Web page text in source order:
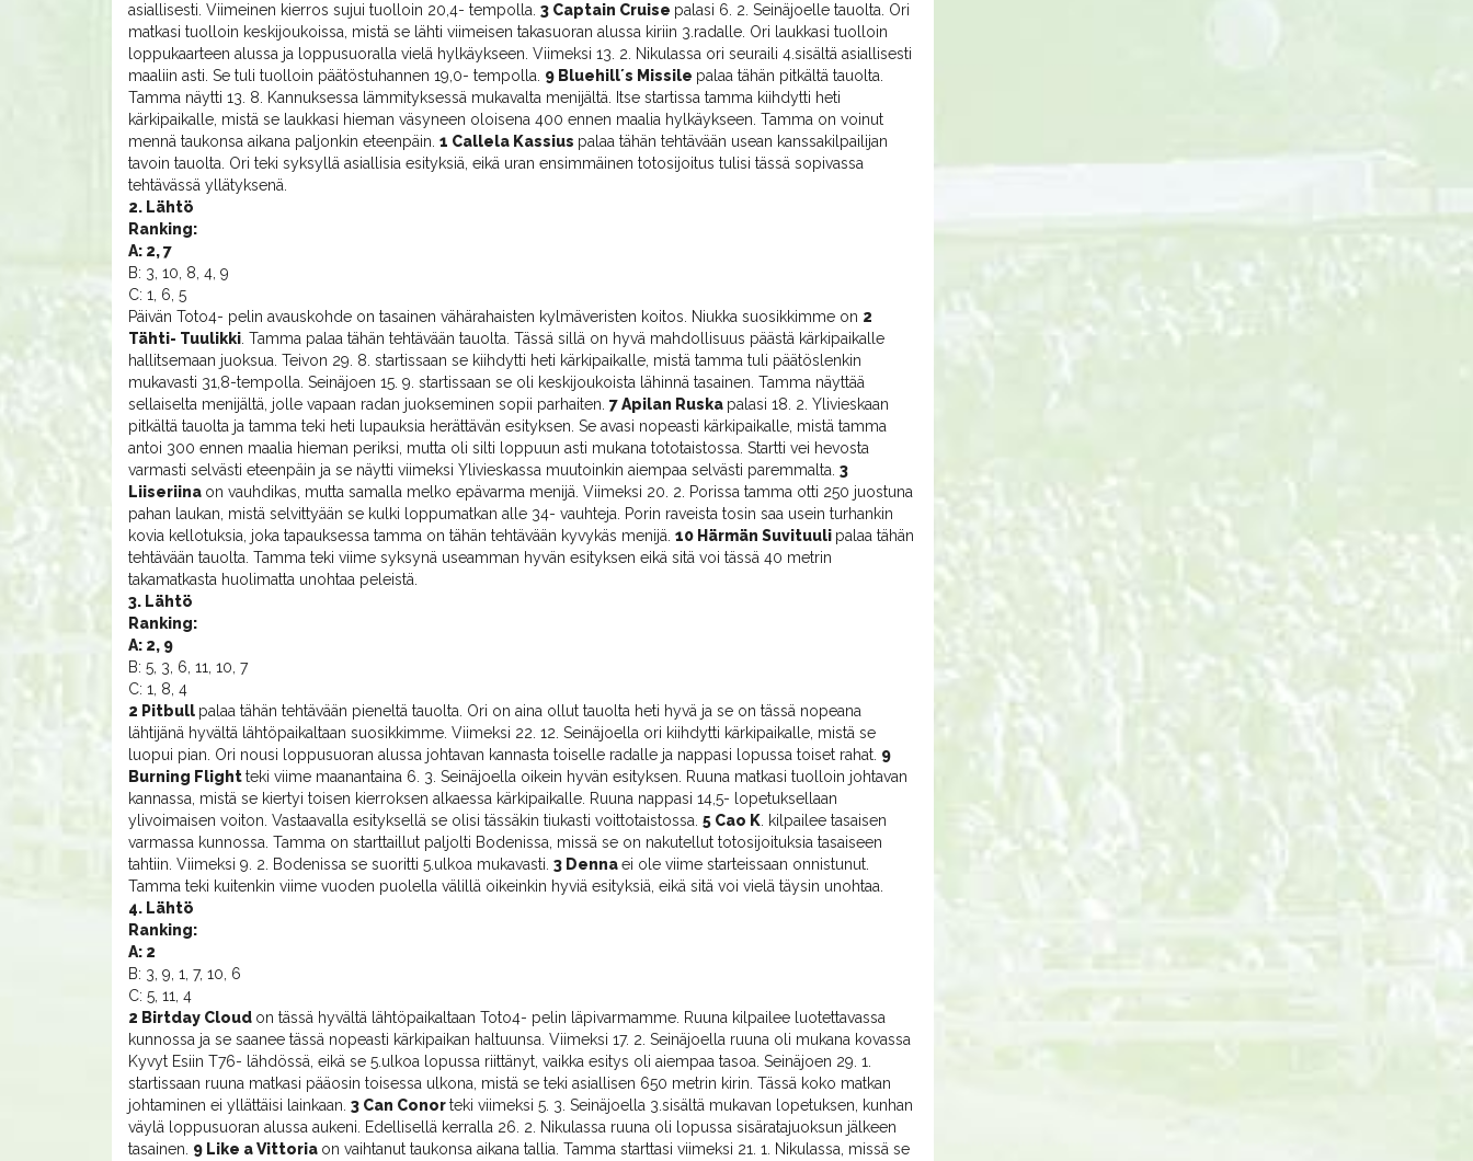
asiallisesti. Viimeinen kierros sujui tuolloin 20,4- tempolla. 3 Captain Cruise palasi 6. 2. Seinäjoelle tauolta. Ori
matkasi tuolloin keskijoukoissa, mistä se lähti viimeisen takasuoran alussa kiriin 3.radalle. Ori laukkasi tuolloin
loppukaarteen alussa ja loppusuoralla vielä hylkäykseen. Viimeksi 13. 2. Nikulassa ori seuraili 4.sisältä asiallisesti
maaliin asti. Se tuli tuolloin päätöstuhannen 19,0- tempolla. 9 Bluehill´s Missile palaa tähän pitkältä tauolta.
Tamma näytti 13. 8. Kannuksessa lämmityksessä mukavalta menijältä. Itse startissa tamma kiihdytti heti
kärkipaikalle, mistä se laukkasi hieman väsyneen oloisena 400 ennen maalia hylkäykseen. Tamma on voinut
mennä taukonsa aikana paljonkin eteenpäin. 1 Callela Kassius palaa tähän tehtävään usean kanssakilpailijan
tavoin tauolta. Ori teki syksyllä asiallisia esityksiä, eikä uran ensimmäinen totosijoitus tulisi tässä sopivassa
tehtävässä yllätyksenä.
2. Lähtö
Ranking:
A: 2, 7
B: 3, 10, 8, 4, 9
C: 1, 6, 5
Päivän Toto4- pelin avauskohde on tasainen vähärahaisten kylmäveristen koitos. Niukka suosikkimme on 2
Tähti- Tuulikki . Tamma palaa tähän tehtävään tauolta. Tässä sillä on hyvä mahdollisuus päästä kärkipaikalle
hallitsemaan juoksua. Teivon 29. 8. startissaan se kiihdytti heti kärkipaikalle, mistä tamma tuli päätöslenkin
mukavasti 31,8-tempolla. Seinäjoen 15. 9. startissaan se oli keskijoukoista lähinnä tasainen. Tamma näyttää
sellaiselta menijältä, jolle vapaan radan juokseminen sopii parhaiten. 7 Apilan Ruska palasi 18. 2. Ylivieskaan
pitkältä tauolta ja tamma teki heti lupauksia herättävän esityksen. Se avasi nopeasti kärkipaikalle, mistä tamma
antoi 300 ennen maalia hieman periksi, mutta oli silti loppuun asti mukana tototaistossa. Startti vei hevosta
varmasti selvästi eteenpäin ja se näytti viimeksi Ylivieskassa muutoinkin aiempaa selvästi paremmalta. 3
Liiseriina on vauhdikas, mutta samalla melko epävarma menijä. Viimeksi 20. 2. Porissa tamma otti 250 juostuna
pahan laukan, mistä selvittyään se kulki loppumatkan alle 34- vauhteja. Porin raveista tosin saa usein turhankin
kovia kellotuksia, joka tapauksessa tamma on tähän tehtävään kyvykäs menijä. 10 Härmän Suvituuli palaa tähän
tehtävään tauolta. Tamma teki viime syksynä useamman hyvän esityksen eikä sitä voi tässä 40 metrin
takamatkasta huolimatta unohtaa peleistä.
3. Lähtö
Ranking:
A: 2, 9
B: 5, 3, 6, 11, 10, 7
C: 1, 8, 4
2 Pitbull palaa tähän tehtävään pieneltä tauolta. Ori on aina ollut tauolta heti hyvä ja se on tässä nopeana
lähtijänä hyvältä lähtöpaikaltaan suosikkimme. Viimeksi 22. 12. Seinäjoella ori kiihdytti kärkipaikalle, mistä se
luopui pian. Ori nousi loppusuoran alussa johtavan kannasta toiselle radalle ja nappasi lopussa toiset rahat. 9
Burning Flightteki viime maanantaina 6. 3. Seinäjoella oikein hyvän esityksen. Ruuna matkasi tuolloin johtavan
kannassa, mistä se kiertyi toisen kierroksen alkaessa kärkipaikalle. Ruuna nappasi 14,5- lopetuksellaan
ylivoimaisen voiton. Vastaavalla esityksellä se olisi tässäkin tiukasti voittotaistossa. 5 Cao K . kilpailee tasaisen
varmassa kunnossa. Tamma on starttaillut paljolti Bodenissa, missä se on nakutellut totosijoituksia tasaiseen
tahtiin. Viimeksi 9. 2. Bodenissa se suoritti 5.ulkoa mukavasti. 3 Dennaei ole viime starteissaan onnistunut.
Tamma teki kuitenkin viime vuoden puolella välillä oikeinkin hyviä esityksiä, eikä sitä voi vielä täysin unohtaa.
4. Lähtö
Ranking:
A: 2
B: 3, 9, 1, 7, 10, 6
C: 5, 11, 4
2 Birtday Cloud on tässä hyvältä lähtöpaikaltaan Toto4- pelin läpivarmamme. Ruuna kilpailee luotettavassa
kunnossa ja se saanee tässä nopeasti kärkipaikan haltuunsa. Viimeksi 17. 2. Seinäjoella ruuna oli mukana kovassa
Kyvyt Esiin T76- lähdössä, eikä se 5.ulkoa lopussa riittänyt, vaikka esitys oli aiempaa tasoa. Seinäjoen 29. 1.
startissaan ruuna matkasi pääosin toisessa ulkona, mistä se teki asiallisen 650 metrin kirin. Tässä koko matkan
johtaminen ei yllättäisi lainkaan. 3 Can Conorteki viimeksi 5. 3. Seinäjoella 3.sisältä mukavan lopetuksen, kunhan
väylä loppusuoran alussa aukeni. Edellisellä kerralla 26. 2. Nikulassa ruuna oli lopussa sisäratajuoksun jälkeen
tasainen. 9 Like a Vittoria on vaihtanut taukonsa aikana tallia. Tamma starttasi viimeksi 21. 1. Nikulassa, missä se